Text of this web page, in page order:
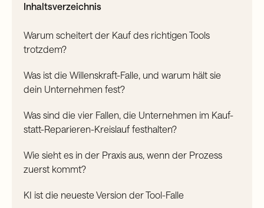
Inhaltsverzeichnis
Warum scheitert der Kauf des richtigen Tools
trotzdem?
Was ist die Willenskraft-Falle, und warum hält sie
dein Unternehmen fest?
Was sind die vier Fallen, die Unternehmen im Kauf-
statt-Reparieren-Kreislauf festhalten?
Wie sieht es in der Praxis aus, wenn der Prozess
zuerst kommt?
KI ist die neueste Version der Tool-Falle